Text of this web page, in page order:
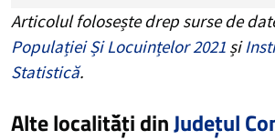
Articolul folosește drep surse de
Populației Și Locuințelor 2021 și
Statistică.
Alte localități dinJudețul